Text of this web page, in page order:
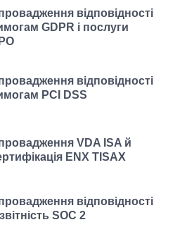
відповідності
GDPR і послуги
відповідності
PCI DSS
VDA ISA й
ENX TISAX
відповідності
SOC 2